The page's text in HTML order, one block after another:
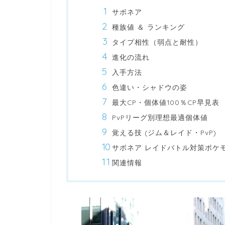
サボネア
種族値 ＆ ランキング
タイプ相性（弱点と耐性）
進化の流れ
入手方法
色違い・シャドウの姿
最大CP・個体値100％CP早見表
PvPリーグ別理想最適個体値
覚える技 (ジム＆レイド・PvP)
サボネア レイドバトル対策ポケ
関連情報